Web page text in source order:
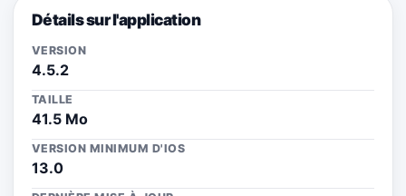
Détails sur l'application
VERSION
4.5.2
TAILLE
41.5 Mo
VERSION MINIMUM D'IOS
13.0